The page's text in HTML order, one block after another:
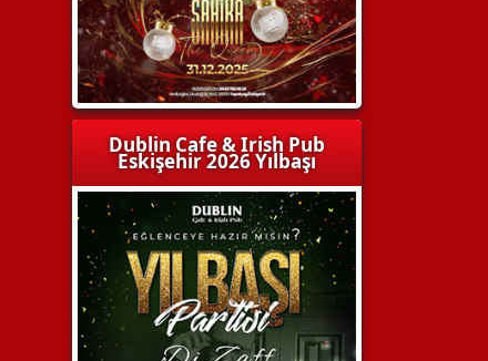
Dublin Cafe & Irish Pub
Eskişehir 2026 Yılbaşı